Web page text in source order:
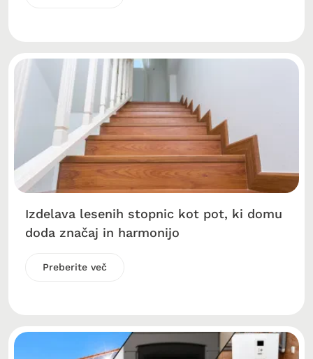
Izdelava lesenih stopnic kot pot, ki domu
doda značaj in harmonijo
Preberite več